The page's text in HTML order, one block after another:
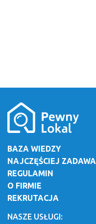
BAZA WIEDZY
NAJCZĘŚCIEJ
REGULAMIN
O FIRMIE
REKRUTACJA
NASZE USŁUGI: